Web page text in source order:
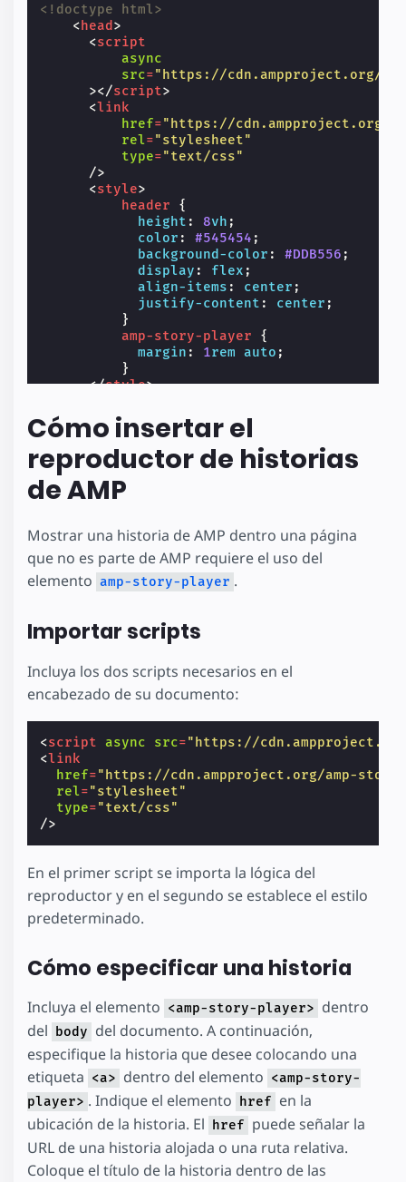
<!doctype html>
< head >
<script
async
src="https://cdn.ampproject.org/
></script>
<link
href="https://cdn.ampproject.org/
rel="stylesheet"
type="text/css"
/>
<style>
header
{
height : 8vh ;
color : #545454 ;
background-color : #DDB556 ;
display : flex ;
align-items : center ;
justify-content : center ;
}
amp-story-player
{
margin : 1rem auto ;
}
</style>
>
<header>
< h1>
            Page Header
</
</header
          Article Title
< p>
Doggo ipsum smol wow very biscit
<a
"https://preview.amp.dev/
            Stories in AMP - Hello World
</a>
Such treat big ol pupper.
</body>
html>
Cómo insertar el
reproductor de historias
de AMP
Mostrar una historia de AMP dentro una página
que no es parte de AMP requiere el uso del
elemento amp-story-player .
Importar scripts
Incluya los dos scripts necesarios en el
encabezado de su documento:
<script async src="https://
<link
href="https://cdn.ampproject.org/amp-
rel="stylesheet"
type="text/css"
/>
En el primer script se importa la lógica del
reproductor y en el segundo se establece el estilo
predeterminado.
Cómo especificar una historia
Incluya el elemento <amp-story-player> dentro
del
body del documento. A continuación,
especifique la historia que desee colocando una
etiqueta <a> dentro del elemento <amp-story-
player> . Indique el elemento href en la
ubicación de la historia. El
href puede señalar la
URL de una historia alojada o una ruta relativa.
Coloque el título de la historia dentro de las